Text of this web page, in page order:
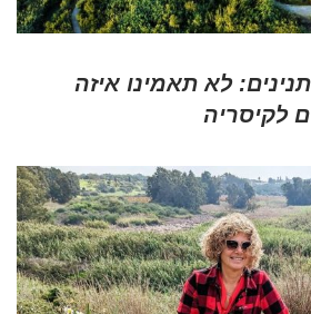
לא תאמינו איזה
לקיסריה